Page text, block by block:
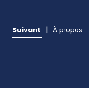
Suivant | À propos